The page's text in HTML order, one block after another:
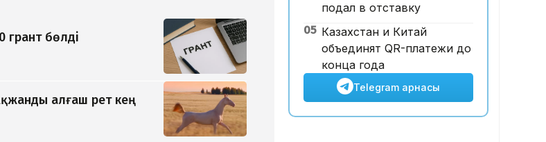
грант бөлді
алғаш рет кең
подал в отставку
05 Казахстан и Китай
объединят QR-платежи до
конца года
Telegram арнасы